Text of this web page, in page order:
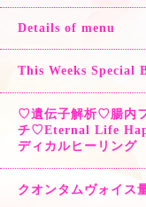
Details of menu
This Weeks Special
♡遺伝子解析♡腸内
チ♡Eternal Life
ディカルヒーリング
クオンタムヴォイス